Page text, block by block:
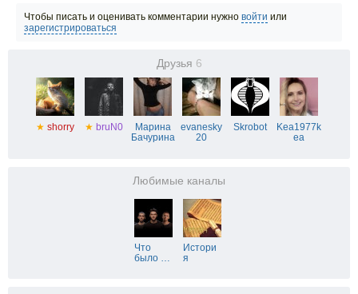
Чтобы писать и оценивать комментарии нужно войти или
зарегистрироваться
Друзья 6
★ shorry ★ bruN0
Марина
Бачурина
evanesky
20
Skrobot
Kea1977k
ea
Любимые каналы
Что
было …
Истори
я